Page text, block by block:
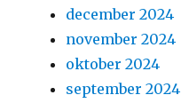
december 2024
november 2024
oktober 2024
september 2024